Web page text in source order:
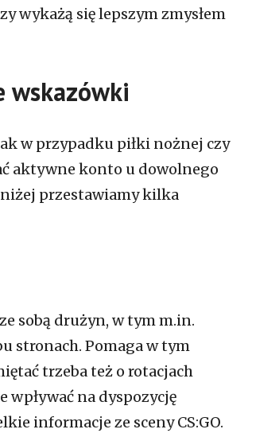
wykażą się lepszym zmysłem
wskazówki
w przypadku piłki nożnej czy
aktywne konto u dowolnego
przestawiamy kilka
sobą drużyn, w tym m.in.
stronach. Pomaga w tym
trzeba też o rotacjach
wpływać na dyspozycję
informacje ze sceny CS:GO.